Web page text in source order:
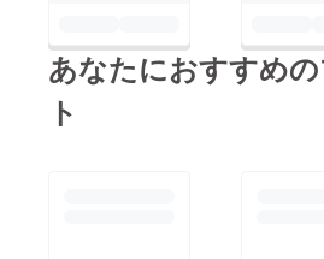
あなたにおすすめ
ト